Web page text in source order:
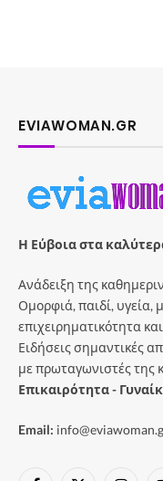
EVIAWOMAN.GR
Η Εύβοια στα
Ανάδειξη της
Ομορφιά, παιδί, υγεία,
επιχειρηματικότητα
Ειδήσεις σημαντικές
με πρωταγωνιστές της
Επικαιρότητα -
Email: